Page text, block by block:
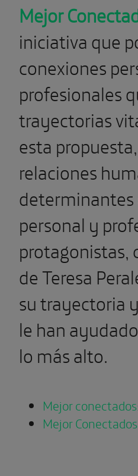
Mejor
iniciativa que
conexiones
profesionales
trayectorias
esta
relaciones
determinantes
personal y
protagonistas,
de Teresa
su trayectoria
le han
lo más alto.
Mejor
Mejor